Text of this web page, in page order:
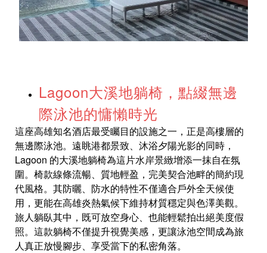
Lagoon大溪地躺椅，點綴無邊
際泳池的慵懶時光
這座高雄知名酒店最受矚目的設施之一，正是高樓層的
無邊際泳池。遠眺港都景致、沐浴夕陽光影的同時，
Lagoon 的大溪地躺椅為這片水岸景緻增添一抹自在氛
圍。椅款線條流暢、質地輕盈，完美契合池畔的簡約現
代風格。其防曬、防水的特性不僅適合戶外全天候使
用，更能在高雄炎熱氣候下維持材質穩定與色澤美觀。
旅人躺臥其中，既可放空身心、也能輕鬆拍出絕美度假
照。這款躺椅不僅提升視覺美感，更讓泳池空間成為旅
人真正放慢腳步、享受當下的私密角落。